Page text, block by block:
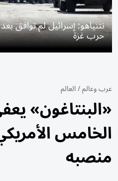
نتنياهو: إسرائيل لم توافق
حرب غزة
عرب وعالم/العالم
«البنتاغون»
الخامس
منصبه